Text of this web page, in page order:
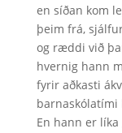
en síðan kom
þeim frá,
og ræddi við
hvernig hann
fyrir aðkasti
barnaskólatími
En hann er